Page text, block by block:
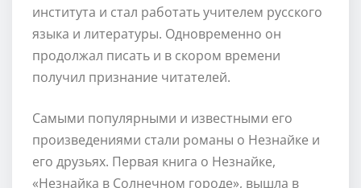
института и стал работать учителем русского
языка и литературы. Одновременно он
продолжал писать и в скором времени
получил признание читателей.
Самыми популярными и известными его
произведениями стали романы о Незнайке и
его друзьях. Первая книга о Незнайке,
«Незнайка в Солнечном городе», вышла в